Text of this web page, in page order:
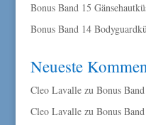
Bonus Band 15
Bonus Band 14
Neueste
Cleo Lavallezu Bonus
Cleo Lavallezu Bonus